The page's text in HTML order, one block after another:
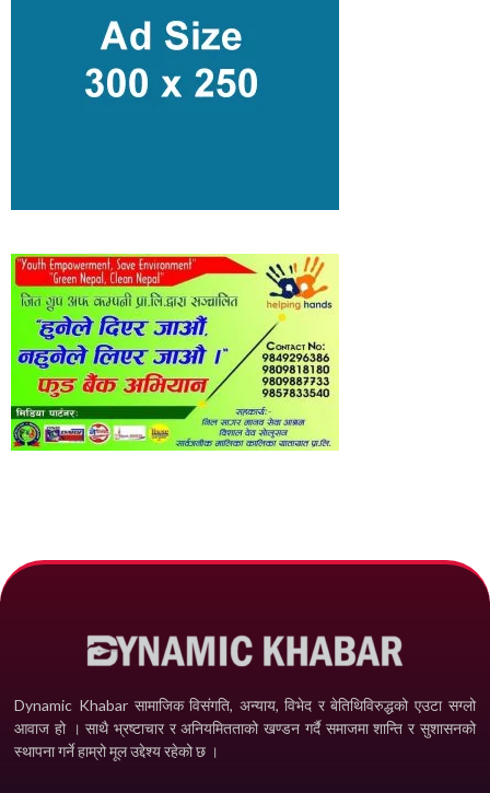
Dynamic Khabar सामाजिक विसंगति, अन्याय, विभेद­ र बेतिथिविरुद्धको एउटा सग्लो
आवाज हो । साथै भ्रष्टाचार र अनियमितताको खण्डन गर्दै समाजमा शान्ति र सुशासनको
स्थापना गर्ने हाम्रो मूल उद्देश्य रहेको छ ।